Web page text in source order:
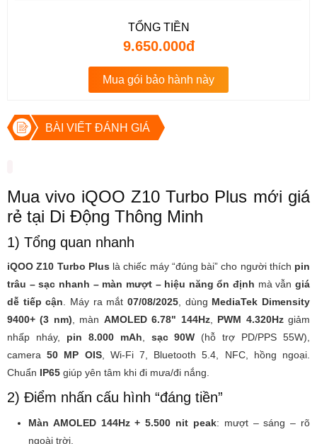
TỔNG TIỀN
9.650.000đ
Mua gói bảo hành này
BÀI VIẾT ĐÁNH GIÁ
Mua vivo iQOO Z10 Turbo Plus mới giá
rẻ tại Di Động Thông Minh
1) Tổng quan nhanh
iQOO Z10 Turbo Plus là chiếc máy “đúng bài” cho người thích pin
trâu – sạc nhanh – màn mượt – hiệu năng ổn định mà vẫngiá
dễ tiếp cận. Máy ra mắt07/08/2025, dùng MediaTek Dimensity
9400+ (3 nm), màn AMOLED 6.78" 144Hz, PWM 4.320Hzgiảm
nhấp nháy, pin 8.000 mAh, sạc 90W (hỗ trợ PD/PPS 55W),
camera50 MP OIS, Wi-Fi 7, Bluetooth 5.4, NFC, hồng ngoại.
Chuẩn IP65 giúp yên tâm khi đi mưa/đi nắng.
2) Điểm nhấn cấu hình “đáng tiền”
Màn AMOLED 144Hz + 5.500 nit peak: mượt – sáng – rõ
ngoài trời.